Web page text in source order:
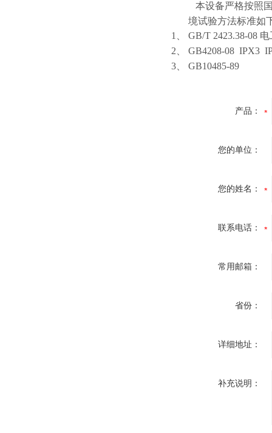
本设备严格按照
境试验方法标准如
1、
GB/T 2423.38-08
2、
GB4208-08 IPX3
3、 GB10485-89
产品：
您的单位：
您的姓名：
联系电话：
常用邮箱：
省份：
详细地址：
补充说明：